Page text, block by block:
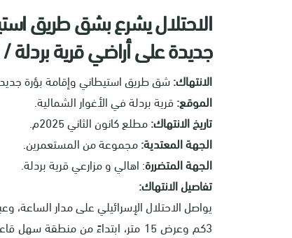
الاحتلال يشرع بشق طريق
جديدة على أراضي قرية
الانتهاك:شق طريق استيطاني وإقامة بؤرة
الموقع:قرية بردلة في الأغوار الشمالية.
تاريخ الانتهاك:مطلع كانون الثاني 2025م.
الجهة المعتدية:مجموعة من المستعمرين.
الجهة المتضررة: اهالي و مزارعي قرية بردلة.
تفاصيل الانتهاك:
يواصل الاحتلال الإسرائيلي على مدار
3كم وعرض 15 متر، ابتداءً من